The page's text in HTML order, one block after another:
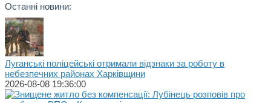
Останні новини:
Луганські поліцейські отримали відзнаки за роботу в
небезпечних районах Харківщини
2026-08-08 19:36:00